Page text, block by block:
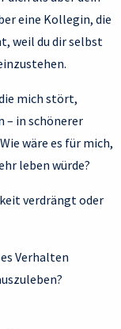
eine Kollegin, die
weil du dir selbst
mich stört,
– in schönerer
wäre es für mich,
leben würde?
verdrängt oder
Verhalten